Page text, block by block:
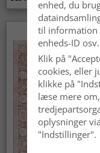
enhed, du
til information
enheds-ID osv.
Klik på
cookies, eller
klikke på
læse mere
oplysninger
"Indstillinger".